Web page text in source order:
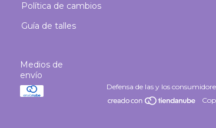
Política de cambios
Guía de talles
Medios de
envío
Defensa de las y los